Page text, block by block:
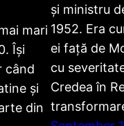
mari
Își
când
și
din
și ministru
1952. Era
ei față de
cu
Credea în